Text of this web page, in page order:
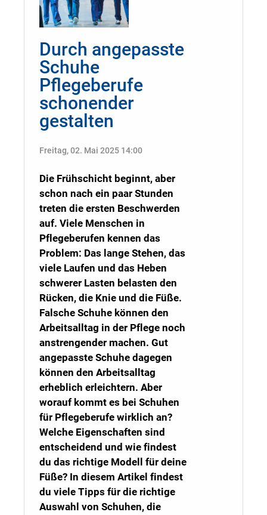
Durch angepasste
Schuhe
Pflegeberufe
schonender
gestalten
Freitag, 02. Mai 2025 14:00
Die Frühschicht beginnt, aber
schon nach ein paar Stunden
treten die ersten Beschwerden
auf. Viele Menschen in
Pflegeberufen kennen das
Problem: Das lange Stehen, das
viele Laufen und das Heben
schwerer Lasten belasten den
Rücken, die Knie und die Füße.
Falsche Schuhe können den
Arbeitsalltag in der Pflege noch
anstrengender machen. Gut
angepasste Schuhe dagegen
können den Arbeitsalltag
erheblich erleichtern. Aber
worauf kommt es bei Schuhen
für Pflegeberufe wirklich an?
Welche Eigenschaften sind
entscheidend und wie findest
du das richtige Modell für deine
Füße? In diesem Artikel findest
du viele Tipps für die richtige
Auswahl von Schuhen, die